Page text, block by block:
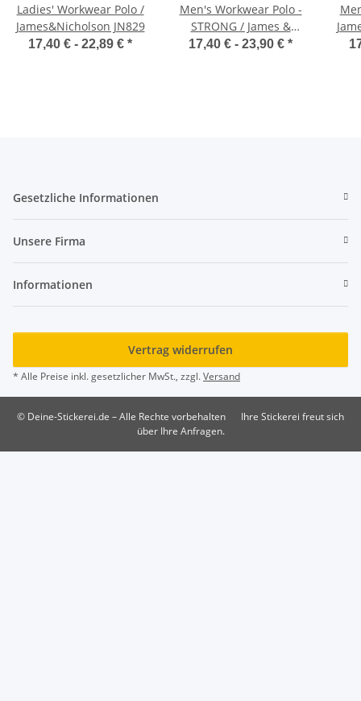
Ladies' Workwear Polo /
James&Nicholson JN829
17,40 € - 22,89 € *
Men's Workwear Polo -
STRONG / James &
Nicholson JN1826
17,40 € - 23,90 € *
Gesetzliche Informationen
Unsere Firma
Informationen
Vertrag widerrufen
* Alle Preise inkl. gesetzlicher MwSt., zzgl.Versand
© Deine-Stickerei.de – Alle Rechte vorbehalten
Ihre Stickerei freut sich
über Ihre Anfragen.